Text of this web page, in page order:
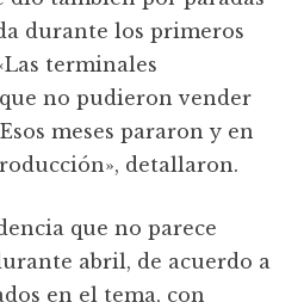
durante los primeros
terminales
no pudieron vender
meses pararon y en
detallaron.
que no parece
abril, de acuerdo a
en el tema, con